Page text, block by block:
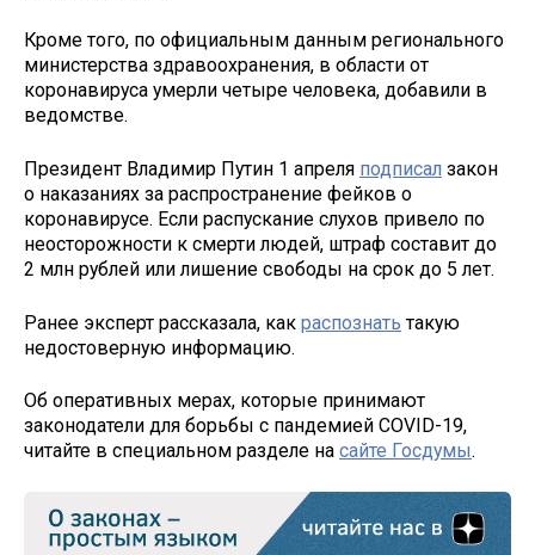
Кроме того, по официальным данным регионального
министерства здравоохранения, в области от
коронавируса умерли четыре человека, добавили в
ведомстве.
Президент Владимир Путин 1 апреля подписал закон
о наказаниях за распространение фейков о
коронавирусе. Если распускание слухов привело по
неосторожности к смерти людей, штраф составит до
2 млн рублей или лишение свободы на срок до 5 лет.
Ранее эксперт рассказала, как распознать такую
недостоверную информацию.
Об оперативных мерах, которые принимают
законодатели для борьбы с пандемией COVID-19,
читайте в специальном разделе на сайте Госдумы.